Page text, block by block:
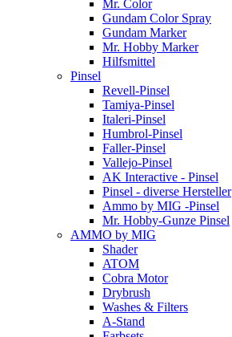
Mr. Color
Gundam Color Spray
Gundam Marker
Mr. Hobby Marker
Hilfsmittel
Pinsel
Revell-Pinsel
Tamiya-Pinsel
Italeri-Pinsel
Humbrol-Pinsel
Faller-Pinsel
Vallejo-Pinsel
AK Interactive - Pinsel
Pinsel - diverse Hersteller
Ammo by MIG -Pinsel
Mr. Hobby-Gunze Pinsel
AMMO by MIG
Shader
ATOM
Cobra Motor
Drybrush
Washes & Filters
A-Stand